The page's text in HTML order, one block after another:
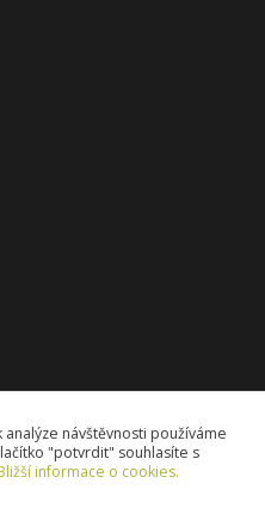
návštěvnosti používáme
"potvrdit" souhlasíte s
informace o cookies.